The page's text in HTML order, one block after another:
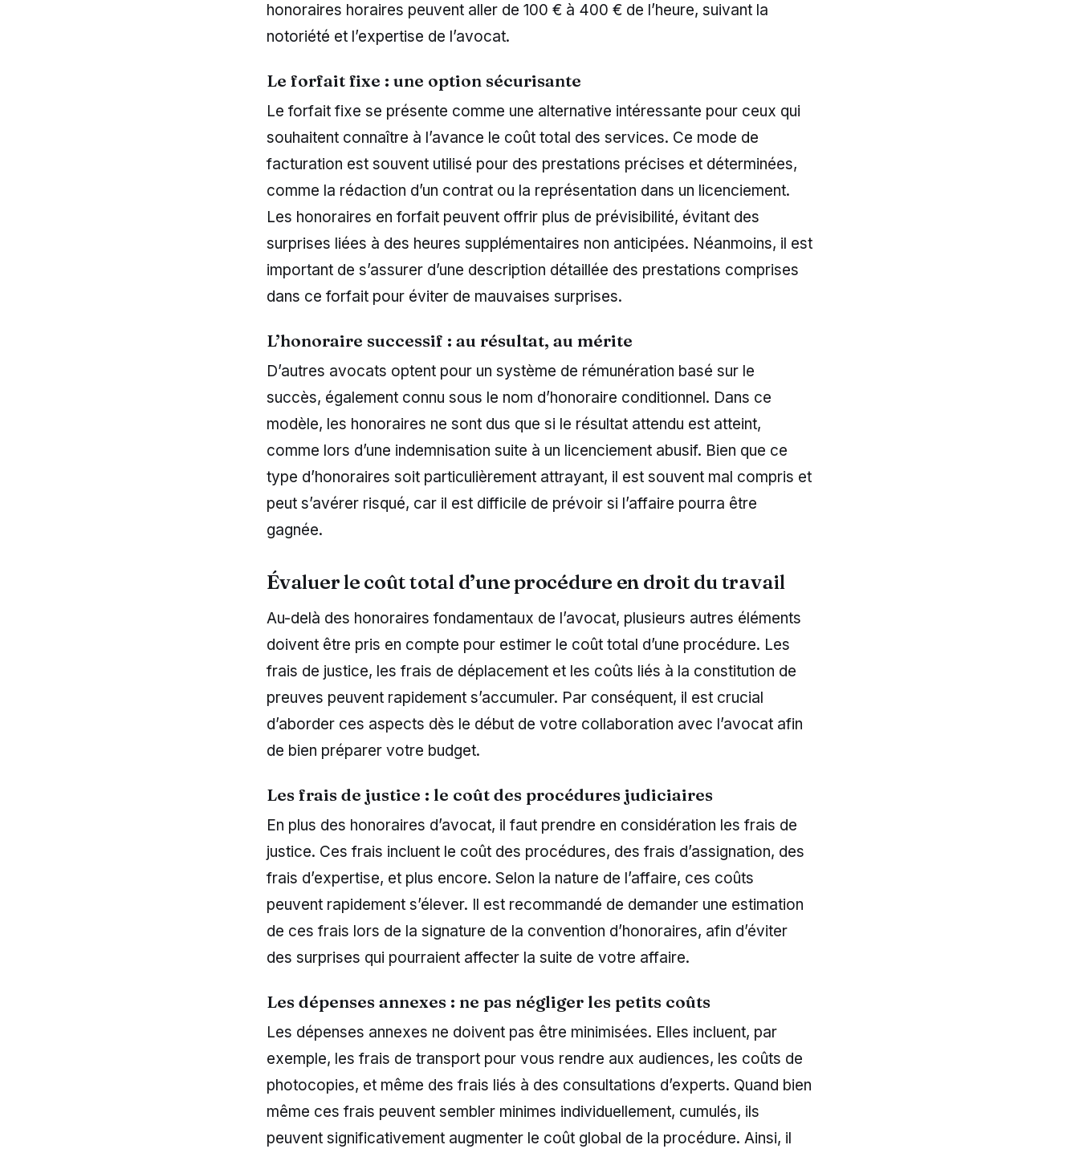
honoraires horaires peuvent aller de 100 € à 400 € de l’heure, suivant la
notoriété et l’expertise de l’avocat.
Le forfait fixe : une option sécurisante
Le forfait fixe se présente comme une alternative intéressante pour ceux qui
souhaitent connaître à l’avance le coût total des services. Ce mode de
facturation est souvent utilisé pour des prestations précises et déterminées,
comme la rédaction d’un contrat ou la représentation dans un licenciement.
Les honoraires en forfait peuvent offrir plus de prévisibilité, évitant des
surprises liées à des heures supplémentaires non anticipées. Néanmoins, il est
important de s’assurer d’une description détaillée des prestations comprises
dans ce forfait pour éviter de mauvaises surprises.
L’honoraire successif : au résultat, au mérite
D’autres avocats optent pour un système de rémunération basé sur le
succès, également connu sous le nom d’honoraire conditionnel. Dans ce
modèle, les honoraires ne sont dus que si le résultat attendu est atteint,
comme lors d’une indemnisation suite à un licenciement abusif. Bien que ce
type d’honoraires soit particulièrement attrayant, il est souvent mal compris et
peut s’avérer risqué, car il est difficile de prévoir si l’affaire pourra être
gagnée.
Évaluer le coût total d’une procédure en droit du travail
Au-delà des honoraires fondamentaux de l’avocat, plusieurs autres éléments
doivent être pris en compte pour estimer le coût total d’une procédure. Les
frais de justice, les frais de déplacement et les coûts liés à la constitution de
preuves peuvent rapidement s’accumuler. Par conséquent, il est crucial
d’aborder ces aspects dès le début de votre collaboration avec l’avocat afin
de bien préparer votre budget.
Les frais de justice : le coût des procédures judiciaires
En plus des honoraires d’avocat, il faut prendre en considération les frais de
justice. Ces frais incluent le coût des procédures, des frais d’assignation, des
frais d’expertise, et plus encore. Selon la nature de l’affaire, ces coûts
peuvent rapidement s’élever. Il est recommandé de demander une estimation
de ces frais lors de la signature de la convention d’honoraires, afin d’éviter
des surprises qui pourraient affecter la suite de votre affaire.
Les dépenses annexes : ne pas négliger les petits coûts
Les dépenses annexes ne doivent pas être minimisées. Elles incluent, par
exemple, les frais de transport pour vous rendre aux audiences, les coûts de
photocopies, et même des frais liés à des consultations d’experts. Quand bien
même ces frais peuvent sembler minimes individuellement, cumulés, ils
peuvent significativement augmenter le coût global de la procédure. Ainsi, il